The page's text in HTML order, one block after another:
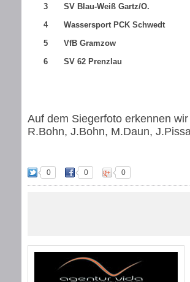
3
SV Blau-Weiß Gartz/O.
4
Wassersport PCK Schwedt
5
VfB Gramzow
6
SV 62 Prenzlau
Auf dem Siegerfoto erkennen
R.Bohn, J.Bohn, M.Daun,
0 0 0